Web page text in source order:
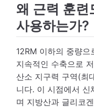
왜 근력 훈련
사용하는가?
12RM 이하의 중량
지속적인 수축으로
산소 지구력 구역(최
니다. 이 시점에서
며 지방산과 글리코